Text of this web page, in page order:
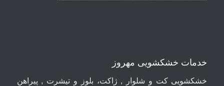
خدمات خشکشویی مهروز
خشکشویی کت و شلوار , ژاکت، بلوز و تیشرت , پیراهن